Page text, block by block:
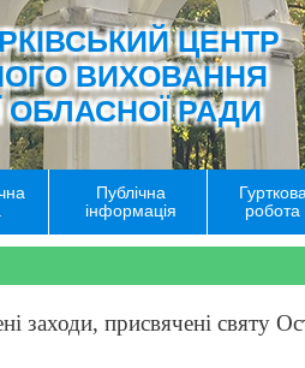
ЦЕНТР
ВИХОВАННЯ
ОБЛАСНОЇ РАДИ
Публічна
інформація
Гурткова
робота
заходи, присвячені святу